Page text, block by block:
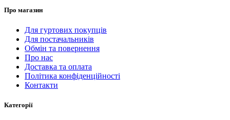
Про магазин
Для гуртових покупців
Для постачальників
Обмін та повернення
Про нас
Доставка та оплата
Політика конфіденційності
Контакти
Категорії